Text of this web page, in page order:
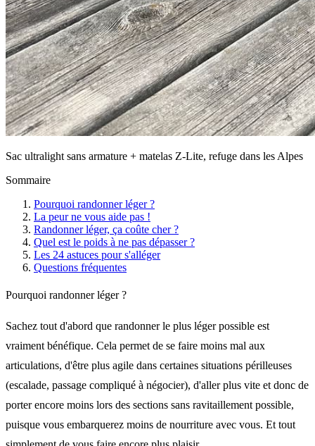
Sac ultralight sans armature + matelas Z-Lite, refuge dans les Alpes
Sommaire
Pourquoi randonner léger ?
La peur ne vous aide pas !
Randonner léger, ça coûte cher ?
Quel est le poids à ne pas dépasser ?
Les 24 astuces pour s'alléger
Questions fréquentes
Pourquoi randonner léger ?
Sachez tout d'abord que randonner le plus léger possible est
vraiment bénéfique. Cela permet de se faire moins mal aux
articulations, d'être plus agile dans certaines situations périlleuses
(escalade, passage compliqué à négocier), d'aller plus vite et donc de
porter encore moins lors des sections sans ravitaillement possible,
puisque vous embarquerez moins de nourriture avec vous. Et tout